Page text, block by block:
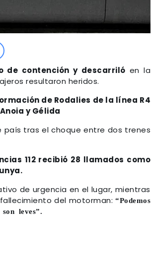
de contención y descarriló en la
resultaron heridos.
de Rodalies de la línea R4
y Gélida
país tras el choque entre dos trenes
112 recibió 28 llamados como
de urgencia en el lugar, mientras
del motorman: “Podemos
leves”.